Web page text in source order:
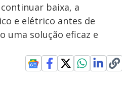
baixa, a
e elétrico antes de
solução eficaz e